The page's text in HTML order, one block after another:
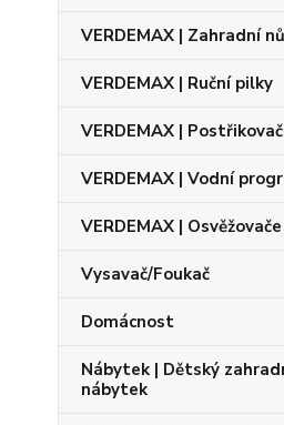
VERDEMAX | Zahradní
VERDEMAX | Ruční pilky
VERDEMAX |
VERDEMAX | Vodní
VERDEMAX | Osvěžovače
Vysavač/Foukač
Domácnost
Nábytek | Dětský
nábytek